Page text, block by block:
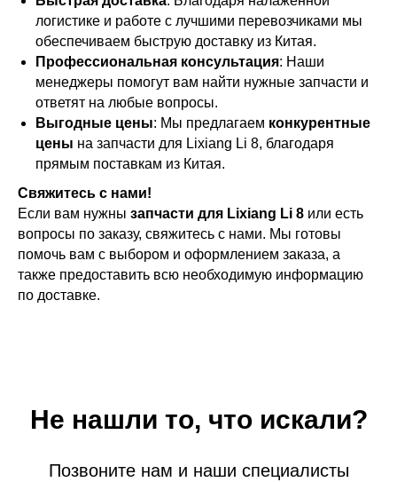
логистике и работе с лучшими перевозчиками мы
обеспечиваем быструю доставку из Китая.
Профессиональная консультация: Наши
менеджеры помогут вам найти нужные запчасти и
ответят на любые вопросы.
Выгодные цены: Мы предлагаем конкурентные
цены на запчасти для Lixiang Li 8, благодаря
прямым поставкам из Китая.
Свяжитесь с нами!
Если вам нужны запчасти для Lixiang Li 8 или есть
вопросы по заказу, свяжитесь с нами. Мы готовы
помочь вам с выбором и оформлением заказа, а
также предоставить всю необходимую информацию
по доставке.
Не нашли то, что искали?
Позвоните нам и наши специалисты